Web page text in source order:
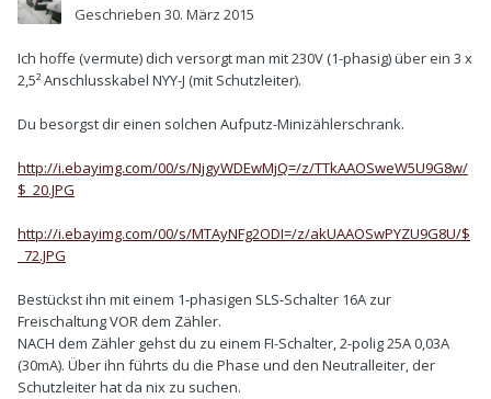
Geschrieben 30. März 2015
Ich hoffe (vermute) dich versorgt man mit 230V (1-phasig) über ein 3 x
2,5² Anschlusskabel NYY-J (mit Schutzleiter).
Du besorgst dir einen solchen Aufputz-Minizählerschrank.
http://i.ebayimg.com/00/s/NjgyWDEwMjQ=/z/TTkAAOSweW5U9G8w/
$_20.JPG
http://i.ebayimg.com/00/s/MTAyNFg2ODI=/z/akUAAOSwPYZU9G8U/$
_72.JPG
Bestückst ihn mit einem 1-phasigen SLS-Schalter 16A zur
Freischaltung VOR dem Zähler.
NACH dem Zähler gehst du zu einem FI-Schalter, 2-polig 25A 0,03A
(30mA). Über ihn führts du die Phase und den Neutralleiter, der
Schutzleiter hat da nix zu suchen.